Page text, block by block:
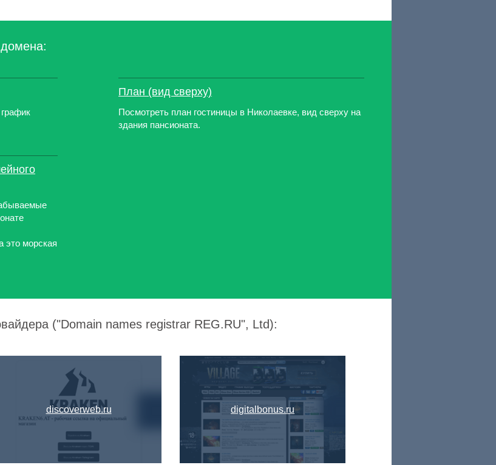
это морская
План (вид сверху)
Посмотреть план гостиницы в Николаевке, вид сверху на
здания пансионата.
("Domain names registrar REG.RU", Ltd):
discoverweb.ru digitalbonus.ru